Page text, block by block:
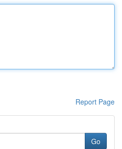
Report Page
Go